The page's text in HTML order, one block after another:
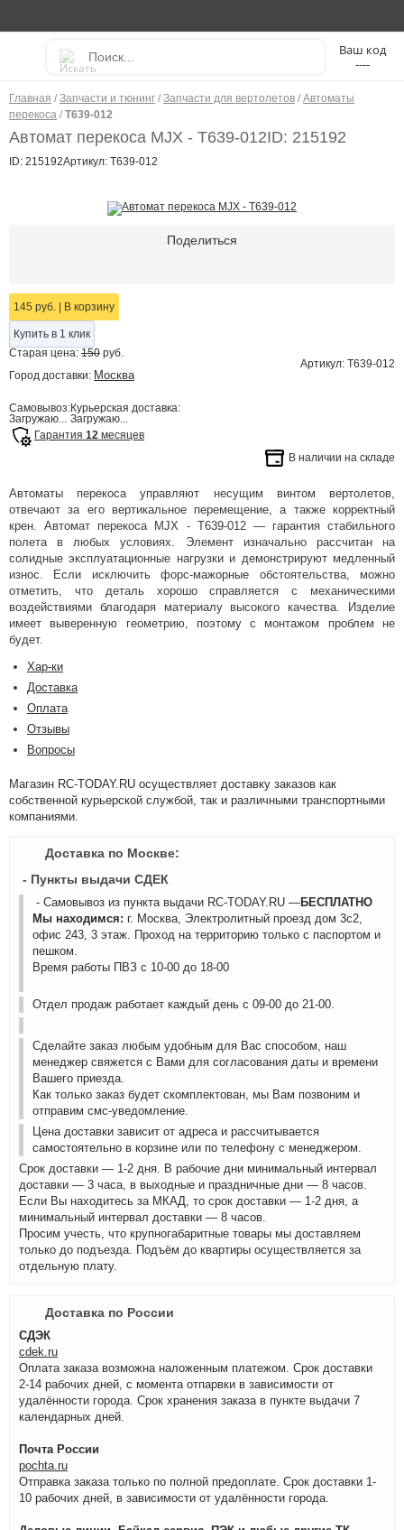
----
Главная / Запчасти и тюнинг / Запчасти для вертолетов / Автоматы
перекоса / T639-012
Автомат перекоса MJX - T639-012ID: 215192
ID: 215192Артикул: T639-012
Поделиться
145 руб. В корзину
Купить в 1 клик
Старая цена: 150 руб.
Артикул: T639-012
Город доставки: Москва
Самовывоз:
Загружаю...
Курьерская доставка:
Загружаю...
Гарантия 12 месяцев
В наличии на складе
Автоматы перекоса управляют несущим винтом вертолетов,
отвечают за его вертикальное перемещение, а также корректный
крен. Автомат перекоса MJX - T639-012 — гарантия стабильного
полета в любых условиях. Элемент изначально рассчитан на
солидные эксплуатационные нагрузки и демонстрируют медленный
износ. Если исключить форс-мажорные обстоятельства, можно
отметить, что деталь хорошо справляется с механическими
воздействиями благодаря материалу высокого качества. Изделие
имеет выверенную геометрию, поэтому с монтажом проблем не
будет.
Хар-ки
Доставка
Оплата
Отзывы
Вопросы
Магазин RC-TODAY.RU осуществляет доставку заказов как
собственной курьерской службой, так и различными транспортными
компаниями.
Доставка по Москве:
- Пункты выдачи СДЕК
- Самовывоз из пункта выдачи RC-TODAY.RU —БЕСПЛАТНО
Мы находимся: г. Москва, Электролитный проезд дом 3с2,
офис 243, 3 этаж. Проход на территорию только с паспортом и
пешком.
Время работы ПВЗ с 10-00 до 18-00
Отдел продаж работает каждый день с 09-00 до 21-00.
Сделайте заказ любым удобным для Вас способом, наш
менеджер свяжется с Вами для согласования даты и времени
Вашего приезда.
Как только заказ будет скомплектован, мы Вам позвоним и
отправим смс-уведомление.
Цена доставки зависит от адреса и рассчитывается
самостоятельно в корзине или по телефону с менеджером.
Срок доставки — 1-2 дня. В рабочие дни минимальный интервал
доставки — 3 часа, в выходные и праздничные дни — 8 часов.
Если Вы находитесь за МКАД, то срок доставки — 1-2 дня, а
минимальный интервал доставки — 8 часов.
Просим учесть, что крупногабаритные товары мы доставляем
только до подъезда. Подъём до квартиры осуществляется за
отдельную плату.
Доставка по России
СДЭК
cdek.ru
Оплата заказа возможна наложенным платежом. Срок доставки
2-14 рабочих дней, с момента отпарвки в зависимости от
удалённости города. Срок хранения заказа в пункте выдачи 7
календарных дней.
Почта России
pochta.ru
Отправка заказа только по полной предоплате. Срок доставки 1-
10 рабочих дней, в зависимости от удалённости города.